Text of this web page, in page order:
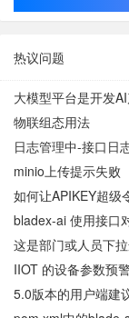
热议问题
大模型平台是开发
物联组态用法
日志管理中-接口日
minio上传提示失败
如何让APIKEY超级
bladex-ai 使用接口
这是部门或人员下
IIOT 的设备参数预
5.0版本的用户端建